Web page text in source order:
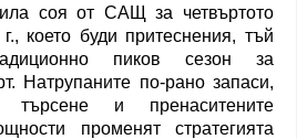
соя от САЩ за четвъртото
което буди притеснения, тъй
пиков сезон за
Натрупаните по-рано запаси,
търсене и пренаситените
променят стратегията